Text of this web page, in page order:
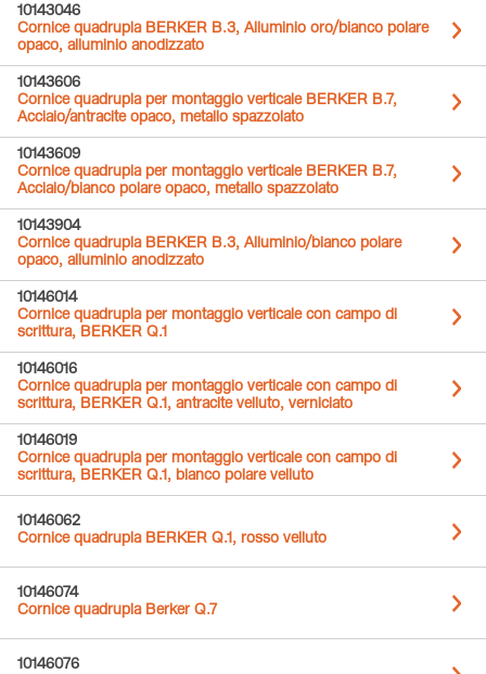
10143046
Cornice quadrupla BERKER B.3, Alluminio oro/bianco polare
opaco, alluminio anodizzato
10143606
Cornice quadrupla per montaggio verticale BERKER B.7,
Acciaio/antracite opaco, metallo spazzolato
10143609
Cornice quadrupla per montaggio verticale BERKER B.7,
Acciaio/bianco polare opaco, metallo spazzolato
10143904
Cornice quadrupla BERKER B.3, Alluminio/bianco polare
opaco, alluminio anodizzato
10146014
Cornice quadrupla per montaggio verticale con campo di
scrittura, BERKER Q.1
10146016
Cornice quadrupla per montaggio verticale con campo di
scrittura, BERKER Q.1, antracite velluto, verniciato
10146019
Cornice quadrupla per montaggio verticale con campo di
scrittura, BERKER Q.1, bianco polare velluto
10146062
Cornice quadrupla BERKER Q.1, rosso velluto
10146074
Cornice quadrupla Berker Q.7
10146076